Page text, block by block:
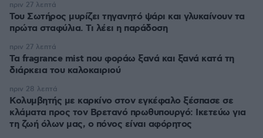
Του Σωτήρος μυρίζει τηγανητό ψάρι και γλυκαίνουν τα
πρώτα σταφύλια. Τι λέει η παράδοση
πριν 27 λεπτά
Τα fragrance mist που φοράω ξανά και ξανά κατά τη
διάρκεια του καλοκαιριού
πριν 27 λεπτά
Κολυμβητής με καρκίνο στον εγκέφαλο ξέσπασε σε
κλάματα προς τον Βρετανό πρωθυπουργό: Ικετεύω για
τη ζωή όλων μας, ο πόνος είναι αφόρητος
πριν 28 λεπτά